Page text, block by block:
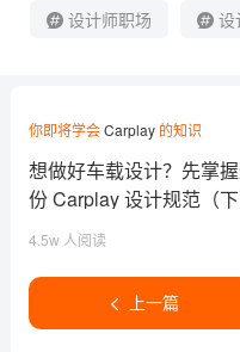
设计师职场 设
你即将学会Carplay的知识
想做好车载设计？先掌
份 Carplay 设计规范（下
4.5w 人阅读
上一篇